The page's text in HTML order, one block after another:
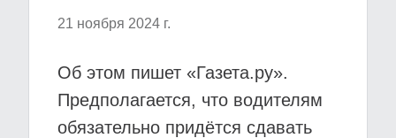
21 ноября 2024 г.
Об этом пишет «Газета.ру».
Предполагается, что водителям
обязательно придётся сдавать